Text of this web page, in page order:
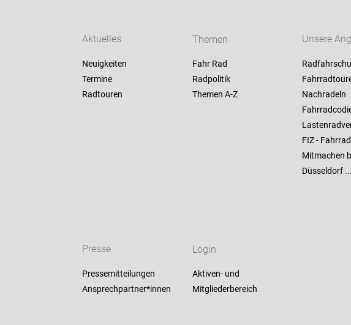
Aktuelles
Neuigkeiten
Termine
Radtouren
Themen
Fahr Rad
Radpolitik
Themen A-Z
Unsere
Nachradeln
FIZ -
Mitmachen
Düsseldorf ...
Presse
Pressemitteilungen
Ansprechpartner*innen
Login
Aktiven- und
Mitgliederbereich